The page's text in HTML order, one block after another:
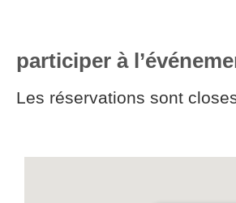
participer à
Les réservations sont